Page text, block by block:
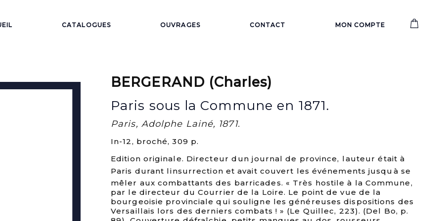
CATALOGUES OUVRAGES CONTACT MON COMPTE
BERGERAND (Charles)
Paris sous la Commune en 1871.
Paris, Adolphe Lainé, 1871.
In-12, broché, 309 p.
Edition originale. Directeur dun journal de province, lauteur était à
Paris durant linsurrection et avait couvert les événements jusquà se
mêler aux combattants des barricades. « Très hostile à la Commune,
par le directeur du Courrier de la Loire. Le point de vue de la
bourgeoisie provinciale qui souligne les généreuses dispositions des
Versaillais lors des derniers combats ! » (Le Quillec, 223). (Del Bo, p.